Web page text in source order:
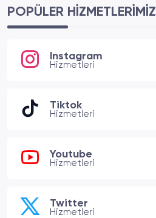
POPÜLER HIZMETLERIMIZ
Instagram
Hizmetleri
Tiktok
Hizmetleri
Youtube
Hizmetleri
Twitter
Hizmetleri